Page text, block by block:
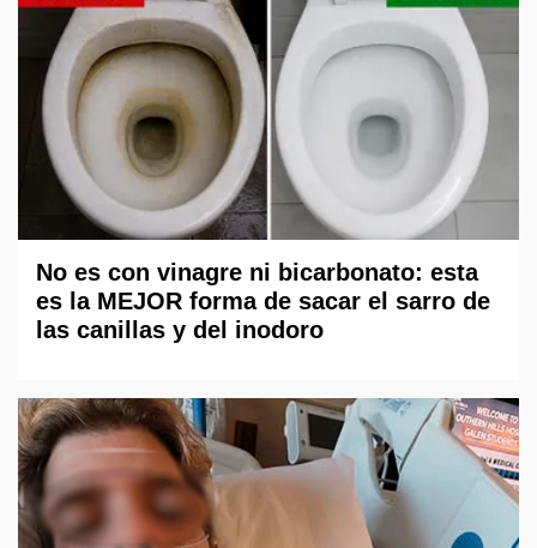
No es con vinagre ni bicarbonato: esta
es la MEJOR forma de sacar el sarro de
las canillas y del inodoro